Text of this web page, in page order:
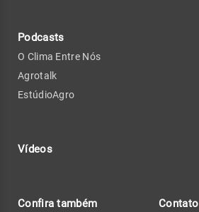
Podcasts
O Clima Entre Nós
Agrotalk
EstúdioAgro
Vídeos
Confira também Contato